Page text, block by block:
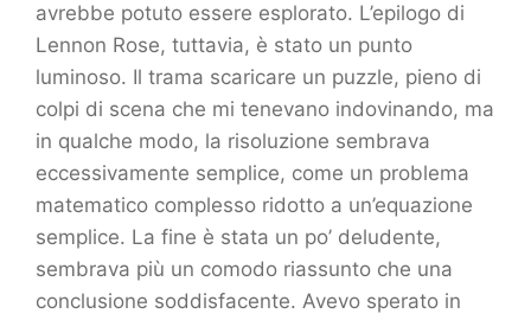
avrebbe potuto essere esplorato. L’epilogo di
Lennon Rose, tuttavia, è stato un punto
luminoso. Il trama scaricare un puzzle, pieno di
colpi di scena che mi tenevano indovinando, ma
in qualche modo, la risoluzione sembrava
eccessivamente semplice, come un problema
matematico complesso ridotto a un’equazione
semplice. La fine è stata un po’ deludente,
sembrava più un comodo riassunto che una
conclusione soddisfacente. Avevo sperato in